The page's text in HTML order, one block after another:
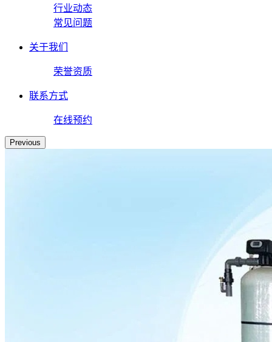
行业动态
常见问题
关于我们
荣誉资质
联系方式
在线预约
Previous